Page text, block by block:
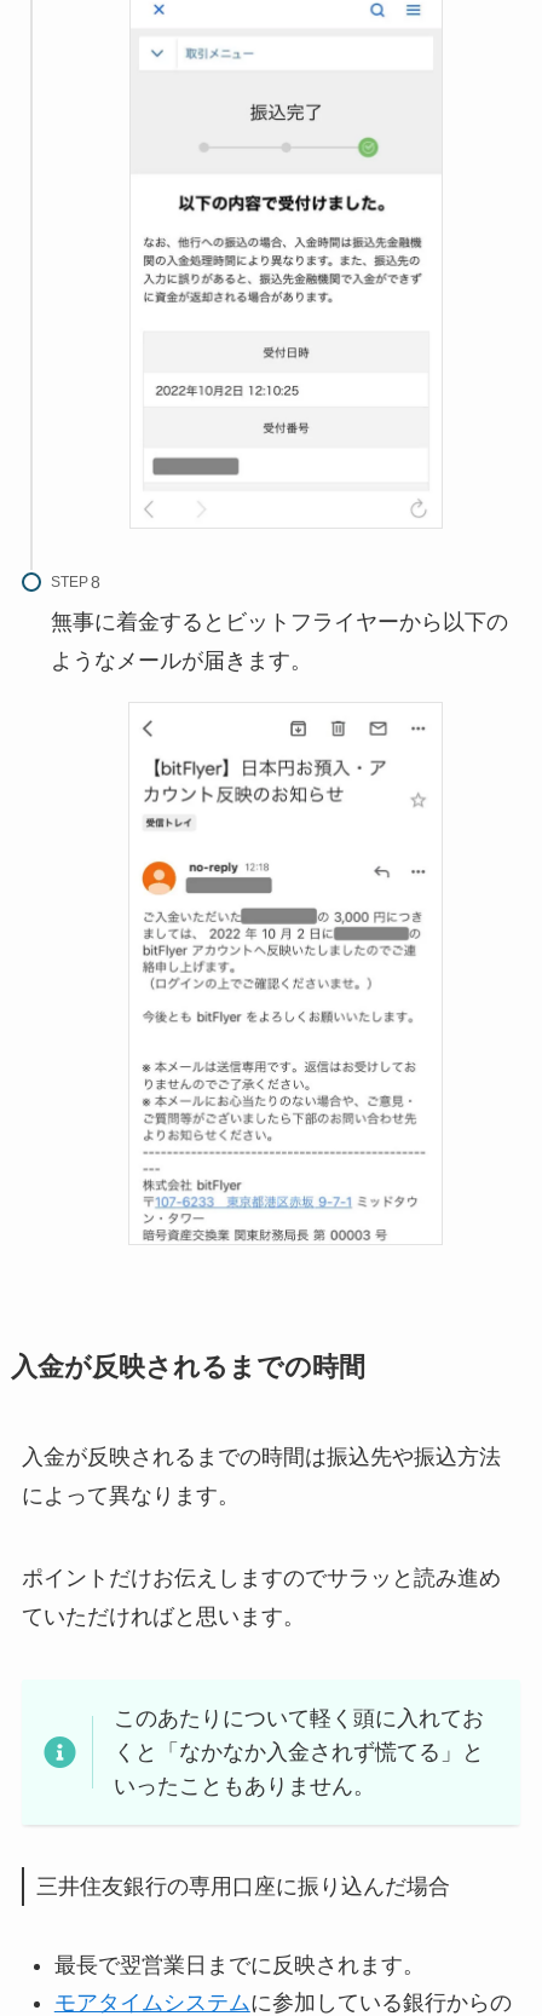
STEP
無事に着金するとビットフライヤーから以下の
ようなメールが届きます。
入金が反映されるまでの時間
入金が反映されるまでの時間は振込先や振込方法
によって異なります。
ポイントだけお伝えしますのでサラッと読み進め
ていただければと思います。
このあたりについて軽く頭に入れてお
くと「なかなか入金されず慌てる」と
いったこともありません。
三井住友銀行の専用口座に振り込んだ場合
最長で翌営業日までに反映されます。
モアタイムシステムに参加している銀行からの